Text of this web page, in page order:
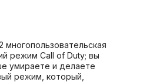
режим Call of Duty; вы
умираете и делаете
режим, который,